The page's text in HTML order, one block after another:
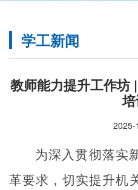
学工新闻
教师能力提升工作坊
2025-
为深入贯彻落实
革要求，切实提升机